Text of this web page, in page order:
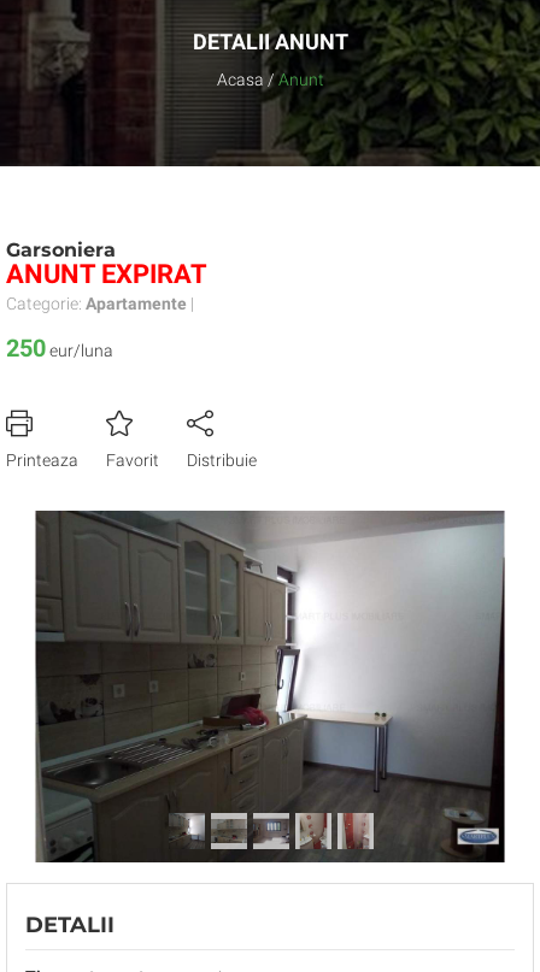
DETALII ANUNT
Acasa / Anunt
Garsoniera
ANUNT EXPIRAT
Categorie: Apartamente |
250eur/luna
Printeaza Favorit Distribuie
DETALII